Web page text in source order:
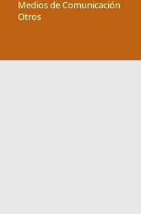
Medios de Comunicación
Otros